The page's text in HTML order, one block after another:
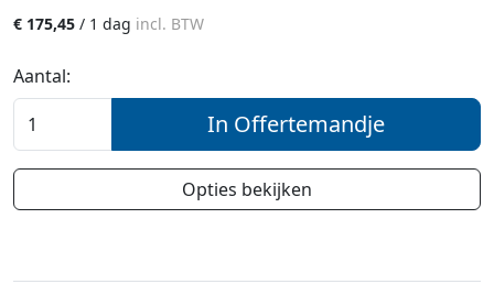
€ 175,45 / 1 dag incl. BTW
Aantal:
In Offertemandje
Opties bekijken